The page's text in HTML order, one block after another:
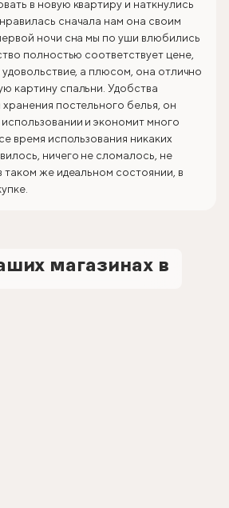
в новую квартиру и наткнулись
сначала нам она своим
ночи сна мы по уши влюбились
полностью соответствует цене,
удовольствие, а плюсом, она отлично
картину спальни. Удобства
хранения постельного белья, он
и экономит много
время использования никаких
ничего не сломалось, не
таком же идеальном состоянии, в
магазинах в